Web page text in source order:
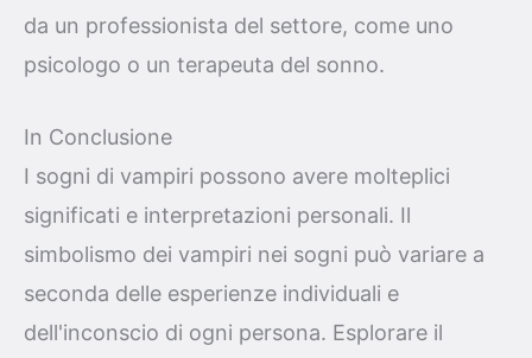
da un professionista del settore, come uno
psicologo o un terapeuta del sonno.
In Conclusione
I sogni di vampiri possono avere molteplici
significati e interpretazioni personali. Il
simbolismo dei vampiri nei sogni può variare a
seconda delle esperienze individuali e
dell'inconscio di ogni persona. Esplorare il